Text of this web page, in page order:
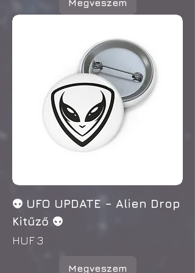
Megveszem
👽 UFO UPDATE – Alien Drop
Kitűző 👽
Price
HUF 3
Megveszem